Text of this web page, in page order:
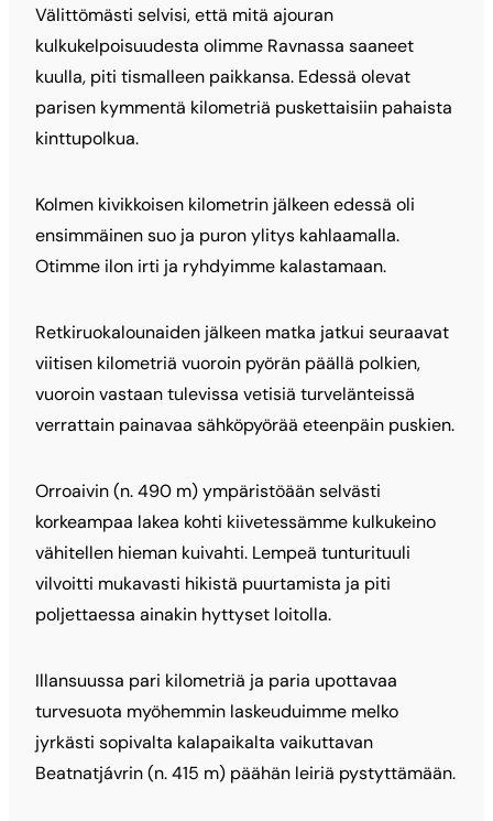
Välittömästi selvisi, että mitä ajouran
kulkukelpoisuudesta olimme Ravnassa saaneet
kuulla, piti tismalleen paikkansa. Edessä olevat
parisen kymmentä kilometriä puskettaisiin pahaista
kinttupolkua.
Kolmen kivikkoisen kilometrin jälkeen edessä oli
ensimmäinen suo ja puron ylitys kahlaamalla.
Otimme ilon irti ja ryhdyimme kalastamaan.
Retkiruokalounaiden jälkeen matka jatkui seuraavat
viitisen kilometriä vuoroin pyörän päällä polkien,
vuoroin vastaan tulevissa vetisiä turvelänteissä
verrattain painavaa sähköpyörää eteenpäin puskien.
Orroaivin (n. 490 m) ympäristöään selvästi
korkeampaa lakea kohti kiivetessämme kulkukeino
vähitellen hieman kuivahti. Lempeä tunturituuli
vilvoitti mukavasti hikistä puurtamista ja piti
poljettaessa ainakin hyttyset loitolla.
Illansuussa pari kilometriä ja paria upottavaa
turvesuota myöhemmin laskeuduimme melko
jyrkästi sopivalta kalapaikalta vaikuttavan
Beatnatjávrin (n. 415 m) päähän leiriä pystyttämään.